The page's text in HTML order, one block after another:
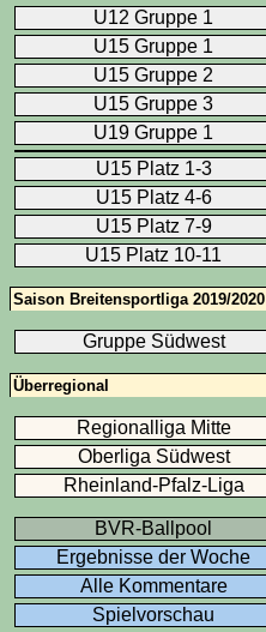
U12 Gruppe 1
U15 Gruppe 1
U15 Gruppe 2
U15 Gruppe 3
U19 Gruppe 1
U15 Platz 1-3
U15 Platz 4-6
U15 Platz 7-9
U15 Platz 10-11
Saison Breitensportliga 2019/2020
Gruppe Südwest
Überregional
Regionalliga Mitte
Oberliga Südwest
Rheinland-Pfalz-Liga
BVR-Ballpool
Ergebnisse der Woche
Alle Kommentare
Spielvorschau